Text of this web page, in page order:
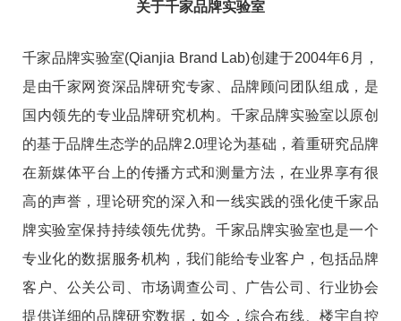
关于千家品牌实验室
千家品牌实验室(Qianjia Brand Lab)创建于2004年6月，
是由千家网资深品牌研究专家、品牌顾问团队组成，是
国内领先的专业品牌研究机构。千家品牌实验室以原创
的基于品牌生态学的品牌2.0理论为基础，着重研究品牌
在新媒体平台上的传播方式和测量方法，在业界享有很
高的声誉，理论研究的深入和一线实践的强化使千家品
牌实验室保持持续领先优势。千家品牌实验室也是一个
专业化的数据服务机构，我们能给专业客户，包括品牌
客户、公关公司、市场调查公司、广告公司、行业协会
提供详细的品牌研究数据，如今，综合布线、楼宇自控